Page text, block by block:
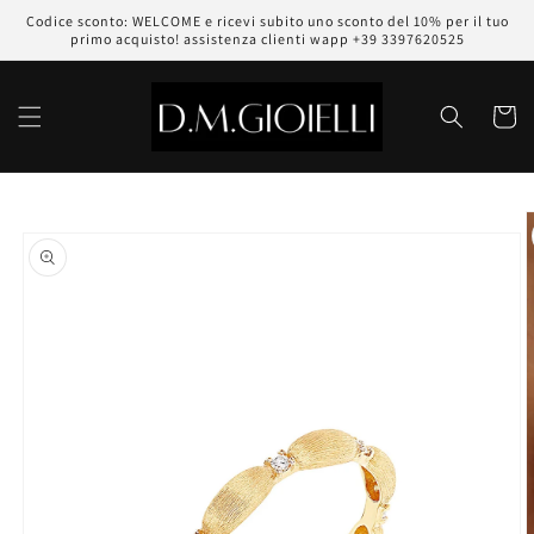
direttamente
ai contenuti
Codice sconto: WELCOME e ricevi subito uno sconto del 10% per il tuo
primo acquisto! assistenza clienti wapp +39 3397620525
Carrello
sul prodotto